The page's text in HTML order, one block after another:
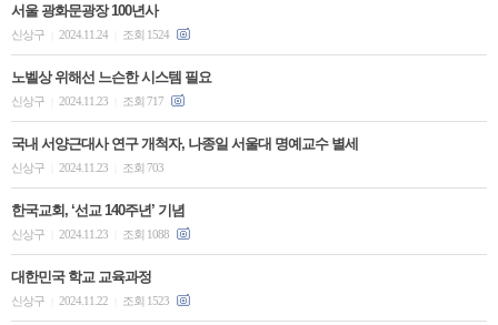
서울 광화문광장 100년사
신상구 2024.11.24 조회 1524
노벨상 위해선 느슨한 시스템 필요
신상구 2024.11.23 조회 717
국내 서양근대사 연구 개척자, 나종일 서울대 명예교수 별세
신상구 2024.11.23 조회 703
한국교회, ‘선교 140주년’ 기념
신상구 2024.11.23 조회 1088
대한민국 학교 교육과정
신상구 2024.11.22 조회 1523